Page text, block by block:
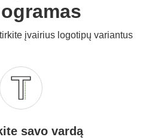
įvairius logotipų variantus
savo vardą